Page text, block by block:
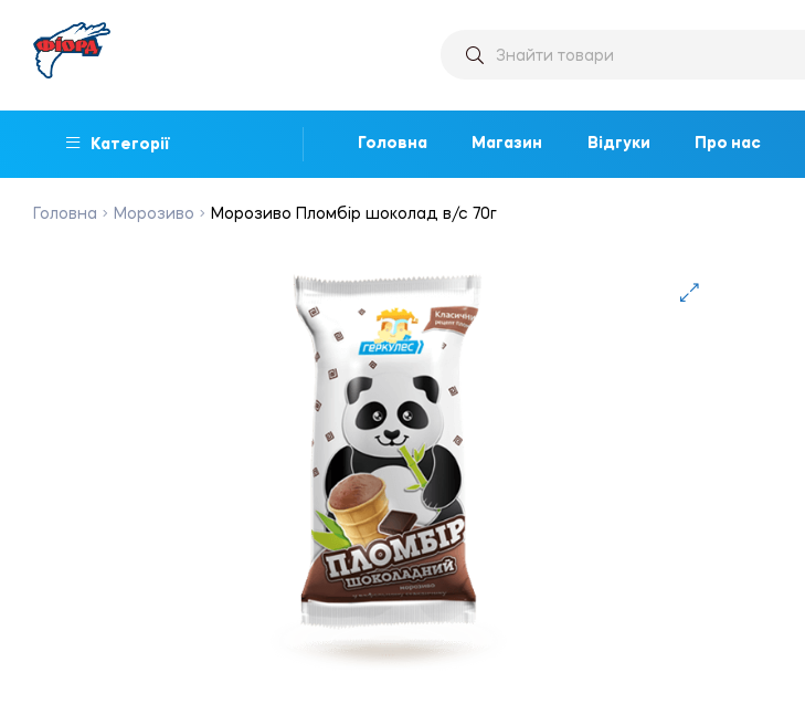
Категорії Головна Магазин Відгуки Про нас
Головна Морозиво Морозиво Пломбір шоколад в/с 70г